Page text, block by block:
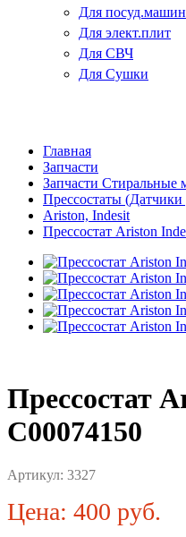
Для посуд.машин
Для элект.плит
Для СВЧ
Для Сушки
Главная
Запчасти
Запчасти
Прессостаты
Ariston, Indesit
Прессостат Ariston
Прессостат
C00074150
Артикул: 3327
Цена: 400 руб.